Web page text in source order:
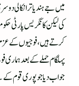
میں جے ہند یاترا
کی لیکن کانگریس پارٹی
کرتے ہیں، فوجیوں کے
پہلگام حملے کے بعد
جواب دیا جو پوری قوم کے